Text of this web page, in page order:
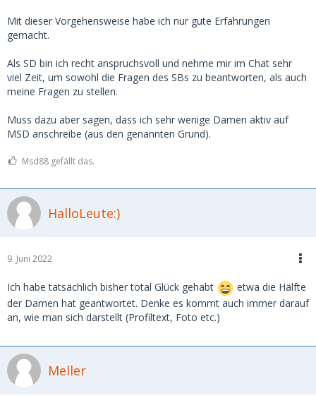
Mit dieser Vorgehensweise habe ich nur gute Erfahrungen
gemacht.
Als SD bin ich recht anspruchsvoll und nehme mir im Chat sehr
viel Zeit, um sowohl die Fragen des SBs zu beantworten, als auch
meine Fragen zu stellen.
Muss dazu aber sagen, dass ich sehr wenige Damen aktiv auf
MSD anschreibe (aus den genannten Grund).
Msd88 gefällt das.
HalloLeute:)
9. Juni 2022
Ich habe tatsächlich bisher total Glück gehabt
etwa die Hälfte
der Damen hat geantwortet. Denke es kommt auch immer darauf
an, wie man sich darstellt (Profiltext, Foto etc.)
Meller